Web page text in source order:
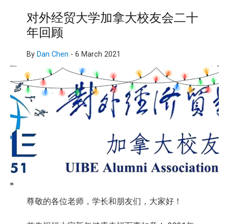
对外经贸大学加拿大校友会二十
年回顾
By Dan Chen - 6 March 2021
尊敬的各位老师，学长和朋友们，大家好！